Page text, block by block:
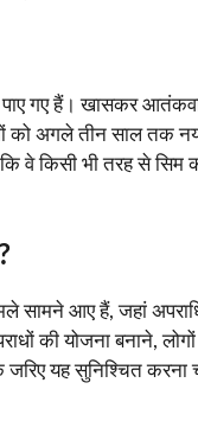
गए हैं। खासकर
को अगले तीन साल तक
वे किसी भी तरह से सिम
सामने आए हैं, जहां
की योजना बनाने,
यह सुनिश्चित करना